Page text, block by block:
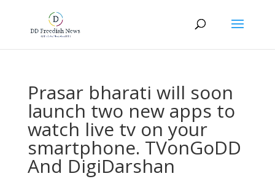
Prasar bharati will soon
launch two new apps to
watch live tv on your
smartphone. TVonGoDD
And DigiDarshan